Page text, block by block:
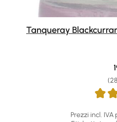
Tanqueray
Prezzi incl.